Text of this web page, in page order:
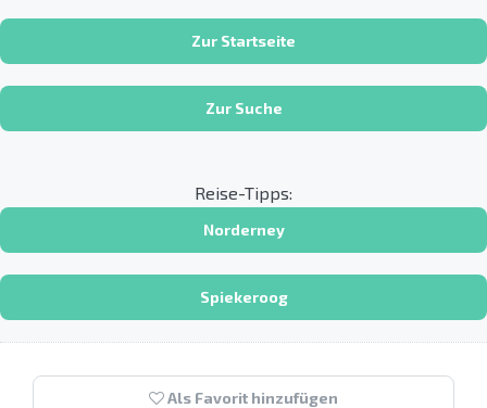
Zur Startseite
Zur Suche
Reise-Tipps:
Norderney
Spiekeroog
Als Favorit hinzufügen